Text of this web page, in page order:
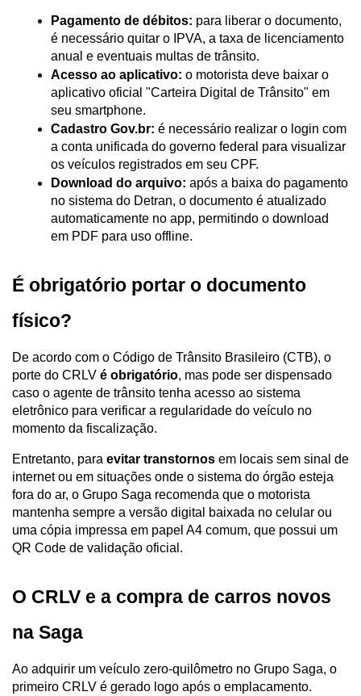
Pagamento de débitos: para liberar o documento,
é necessário quitar o IPVA, a taxa de licenciamento
anual e eventuais multas de trânsito.
Acesso ao aplicativo: o motorista deve baixar o
aplicativo oficial "Carteira Digital de Trânsito" em
seu smartphone.
Cadastro Gov.br: é necessário realizar o login com
a conta unificada do governo federal para visualizar
os veículos registrados em seu CPF.
Download do arquivo: após a baixa do pagamento
no sistema do Detran, o documento é atualizado
automaticamente no app, permitindo o download
em PDF para uso offline.
É obrigatório portar o documento
físico?
De acordo com o Código de Trânsito Brasileiro (CTB), o
porte do CRLV é obrigatório, mas pode ser dispensado
caso o agente de trânsito tenha acesso ao sistema
eletrônico para verificar a regularidade do veículo no
momento da fiscalização.
Entretanto, para evitar transtornos em locais sem sinal de
internet ou em situações onde o sistema do órgão esteja
fora do ar, o Grupo Saga recomenda que o motorista
mantenha sempre a versão digital baixada no celular ou
uma cópia impressa em papel A4 comum, que possui um
QR Code de validação oficial.
O CRLV e a compra de carros novos
na Saga
Ao adquirir um veículo zero-quilômetro no Grupo Saga, o
primeiro CRLV é gerado logo após o emplacamento.